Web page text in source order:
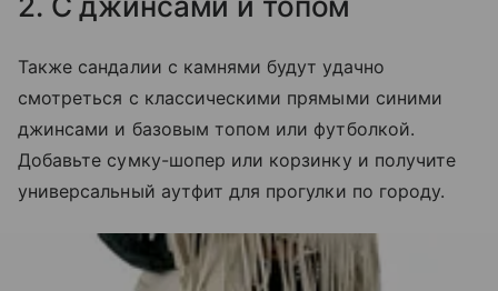
Также сандалии с камнями будут удачно
смотреться с классическими прямыми синими
джинсами и базовым топом или футболкой.
Добавьте сумку-шопер или корзинку и получите
универсальный аутфит для прогулки по городу.